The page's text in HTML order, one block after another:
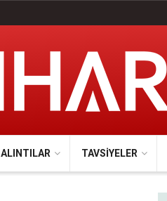
ALINTILAR TAVSIYELER